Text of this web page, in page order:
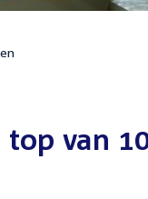
van